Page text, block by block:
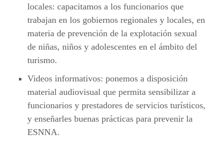
locales: capacitamos a los funcionarios que
trabajan en los gobiernos regionales y locales, en
materia de prevención de la explotación sexual
de niñas, niños y adolescentes en el ámbito del
turismo.
Videos informativos: ponemos a disposición
material audiovisual que permita sensibilizar a
funcionarios y prestadores de servicios turísticos,
y enseñarles buenas prácticas para prevenir la
ESNNA.